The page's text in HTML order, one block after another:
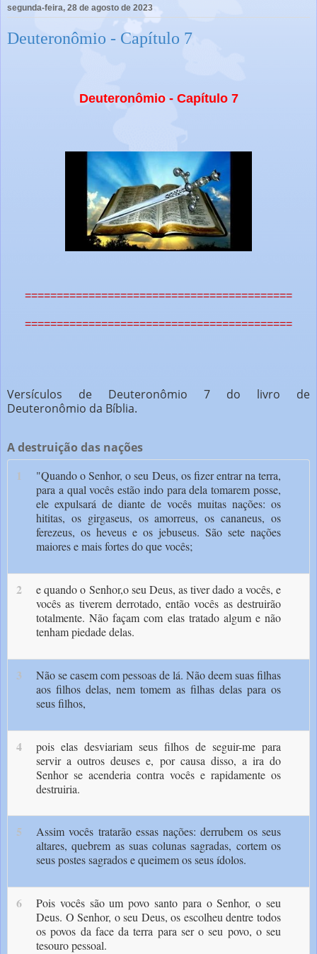
segunda-feira, 28 de agosto de 2023
Deuteronômio - Capítulo 7
Deuteronômio - Capítulo 7
==========================================
==========================================
Versículos de Deuteronômio 7 do livro de
Deuteronômio da Bíblia.
A destruição das nações
1
"Quando o Senhor, o seu Deus, os fizer entrar na terra,
para a qual vocês estão indo para dela tomarem posse,
ele expulsará de diante de vocês muitas nações: os
hititas, os girgaseus, os amorreus, os cananeus, os
ferezeus, os heveus e os jebuseus. São sete nações
maiores e mais fortes do que vocês;
2
e quando o Senhor,o seu Deus, as tiver dado a vocês, e
vocês as tiverem derrotado, então vocês as destruirão
totalmente. Não façam com elas tratado algum e não
tenham piedade delas.
3
Não se casem com pessoas de lá. Não deem suas filhas
aos filhos delas, nem tomem as filhas delas para os
seus filhos,
4
pois elas desviariam seus filhos de seguir-me para
servir a outros deuses e, por causa disso, a ira do
Senhor se acenderia contra vocês e rapidamente os
destruiria.
5
Assim vocês tratarão essas nações: derrubem os seus
altares, quebrem as suas colunas sagradas, cortem os
seus postes sagrados e queimem os seus ídolos.
6
Pois vocês são um povo santo para o Senhor, o seu
Deus. O Senhor, o seu Deus, os escolheu dentre todos
os povos da face da terra para ser o seu povo, o seu
tesouro pessoal.